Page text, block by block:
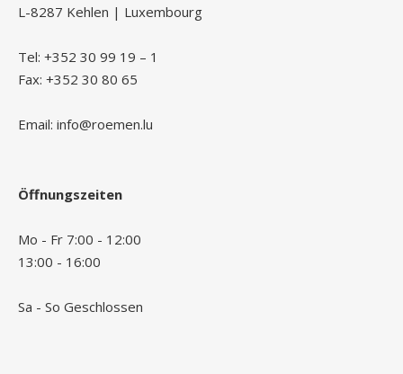
L-8287 Kehlen | Luxembourg
Tel: +352 30 99 19 – 1
Fax: +352 30 80 65
Email: info@roemen.lu
Öffnungszeiten
Mo - Fr 7:00 - 12:00
13:00 - 16:00
Sa - So Geschlossen